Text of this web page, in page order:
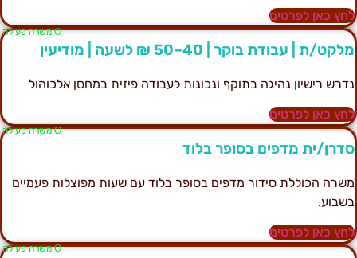
כאן לפרטים
Ο משרה פעילה
ת | עבודת בוקר | 40–50 ₪ לשעה | מודיעין
רישיון נהיגה בתוקף ונכונות לעבודה פיזית במחסן אלכוהול
כאן לפרטים
Ο משרה פעילה
ית מדפים בסופר בלוד
הכוללת סידור מדפים בסופר בלוד עם שעות מפוצלות פעמיים
כאן לפרטים
Ο משרה פעילה